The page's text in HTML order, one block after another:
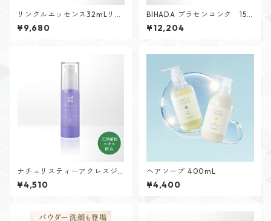
リンクルエッセンス32mLリフ
ィル(つけ替え用)
¥9,680
BIHADA プラセンコンク 15m
L(30本)
¥12,204
ナチュリスティーアクレスジ
ェル30mL
¥4,510
ヘアソープ 400mL
¥4,400